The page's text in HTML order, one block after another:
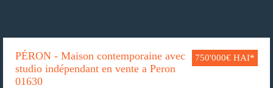
750'000€ HAI*
PÉRON - Maison contemporaine avec
studio indépendant en vente a Peron
01630